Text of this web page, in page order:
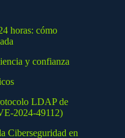
horas: cómo
y confianza
LDAP de
2024-49112)
Ciberseguridad en